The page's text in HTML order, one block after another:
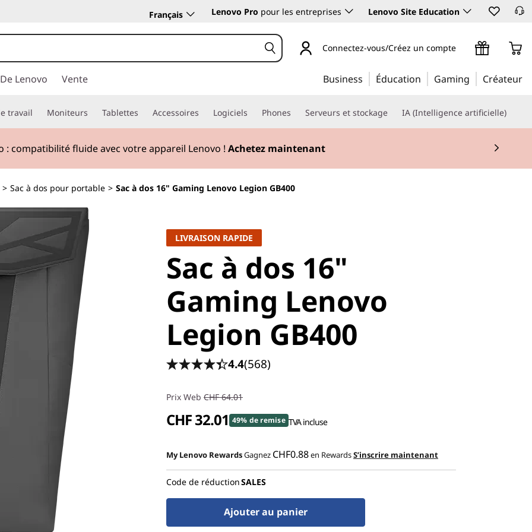
Français Lenovo Pro pour les entreprises Lenovo Site Education
Connectez-vous/Créez un compte
Lenovo Vente Business Éducation Gaming Créateur
travail Moniteurs Tablettes Accessoires Logiciels Phones Serveurs et stockage IA (Intelligence artificielle)
: compatibilité fluide avec votre appareil Lenovo ! Achetez maintenant
> Sac à dos pour portable > Sac à dos 16" Gaming Lenovo Legion GB400
LIVRAISON RAPIDE
Sac à dos 16"
Gaming Lenovo
Legion GB400
4.4(568)
Prix Web CHF 64.01
CHF 32.01 49% de remise TVA incluse
My Lenovo RewardsGagnez CHF0.88en RewardsS’inscrire maintenant
Code de réductionSALES
Ajouter au panier